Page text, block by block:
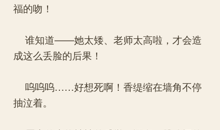
福的吻！
谁知道——她太矮、老师太高啦，才会造
成这么丢脸的后果！
呜呜呜……好想死啊！香缇缩在墙角不停
抽泣着。